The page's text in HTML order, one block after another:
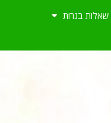
שאלות בגרות